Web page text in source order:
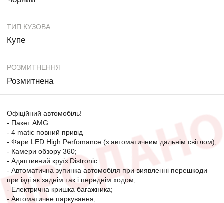
ТИП КУЗОВА
Купе
РОЗМИТНЕННЯ
Розмитнена
Офіційний автомобіль!
- Пакет AMG
- 4 matic повний привід
- Фари LED High Perfomance (з автоматичним дальнім світлом);
- Камери обзору 360;
- Адаптивний круїз Distronic
- Автоматична зупинка автомобіля при виявленні перешкоди
при ізді як заднім так і переднім ходом;
- Електрична кришка багажника;
- Автоматичне паркування;